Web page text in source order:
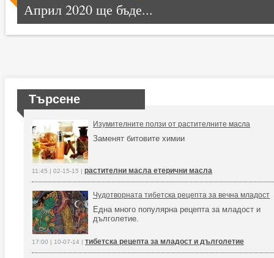
Април 2020 ще бъде...
Търсене
Изумителните ползи от растителните масла
Заменят битовите химии
11:45 | 02-15-15 | растителни масла етерични масла
Чудотворната тибетска рецепта за вечна младост
Една много популярна рецепта за младост и
дълголетие.
17:00 | 10-07-14 | тибетска рецепта за младост и дълголетие